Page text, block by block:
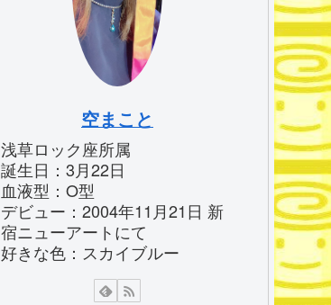
空まこと
浅草ロック座所属
誕生日：3月22日
血液型：O型
デビュー：2004年11月21日 新
宿ニューアートにて
好きな色：スカイブルー